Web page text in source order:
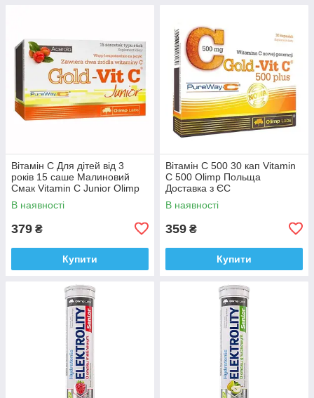
Вітамін C Для дітей від 3
років 15 саше Малиновий
Смак Vitamin C Junior Olimp
Польща Доставка з ЄС
В наявності
379 ₴
Купити
Вітамін C 500 30 кап Vitamin
C 500 Olimp Польща
Доставка з ЄС
В наявності
359 ₴
Купити